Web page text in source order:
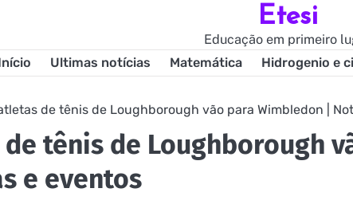
Etesi
Educação em primeiro
Ultimas notícias Matemática Hidrogenio e
de tênis de Loughborough vão para Wimbledon |
tênis de Loughborough
e eventos